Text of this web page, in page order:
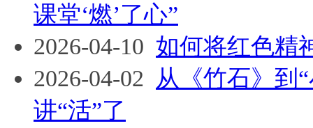
课堂‘燃’了心”
2026-04-10 如何将红色精
2026-04-02 从《竹石》到
讲“活”了